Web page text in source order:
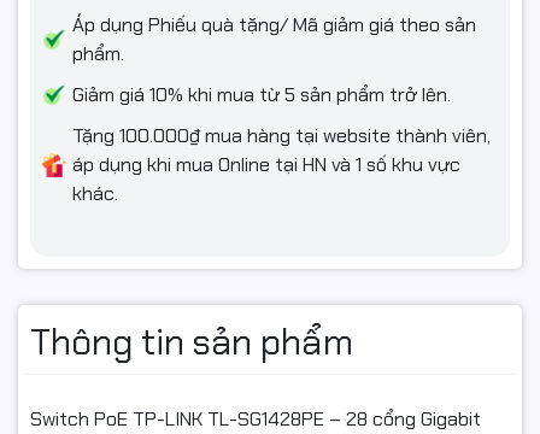
Áp dụng Phiếu quà tặng/ Mã giảm giá theo sản
phẩm.
Giảm giá 10% khi mua từ 5 sản phẩm trở lên.
Tặng 100.000₫ mua hàng tại website thành viên,
áp dụng khi mua Online tại HN và 1 số khu vực
khác.
Thông tin sản phẩm
Switch PoE TP-LINK TL-SG1428PE – 28 cổng Gigabit
ỨNG DỤNG
Hệ thống camera an ninh, Wi-Fi AP, điện thoại IP, IPTV cho
doanh nghiệp vừa & nhỏ, cửa hàng, khách sạn, trường học.
ĐIỀU KIỆN HOÀN HÀNG (📦)
đập/lỗi vận chuyển.
Nếu chưa dùng được, vui lòng liên hệ kỹ thuật để được
hướng dẫn trước khi hoàn.
kiện/tem/hộp.